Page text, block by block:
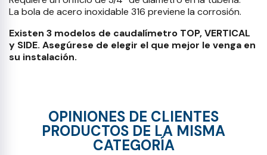
La bola de acero inoxidable 316 previene la corrosión.
Existen 3 modelos de caudalímetro TOP, VERTICAL
y SIDE. Asegúrese de elegir el que mejor le venga en
su instalación.
OPINIONES DE CLIENTES
PRODUCTOS DE LA MISMA
CATEGORÍA